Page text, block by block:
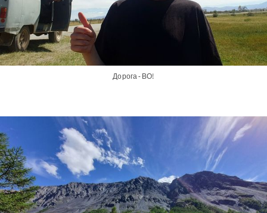
Дорога - ВО!